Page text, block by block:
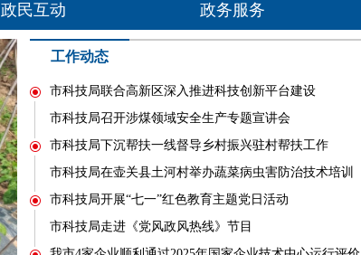
政民互动 政务服务
工作动态
市科技局联合高新区深入推进科技创新平台建设
市科技局召开涉煤领域安全生产专题宣讲会
市科技局下沉帮扶一线督导乡村振兴驻村帮扶工作
市科技局在壶关县土河村举办蔬菜病虫害防治技术培训
市科技局开展“七一”红色教育主题党日活动
市科技局走进《党风政风热线》节目